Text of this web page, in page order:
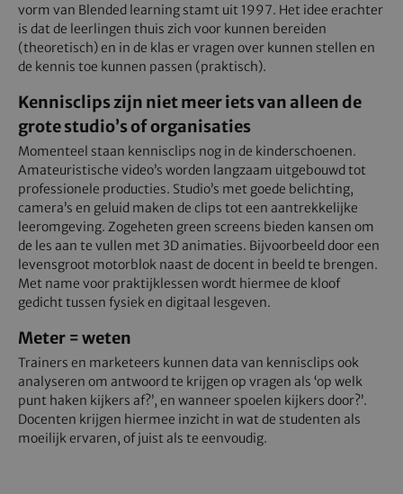
vorm van Blended learning stamt uit 1997. Het idee erachter
is dat de leerlingen thuis zich voor kunnen bereiden
(theoretisch) en in de klas er vragen over kunnen stellen en
de kennis toe kunnen passen (praktisch).
Kennisclips zijn niet meer iets van alleen de
grote studio’s of organisaties
Momenteel staan kennisclips nog in de kinderschoenen.
Amateuristische video’s worden langzaam uitgebouwd tot
professionele producties. Studio’s met goede belichting,
camera’s en geluid maken de clips tot een aantrekkelijke
leeromgeving. Zogeheten green screens bieden kansen om
de les aan te vullen met 3D animaties. Bijvoorbeeld door een
levensgroot motorblok naast de docent in beeld te brengen.
Met name voor praktijklessen wordt hiermee de kloof
gedicht tussen fysiek en digitaal lesgeven.
Meter = weten
Trainers en marketeers kunnen data van kennisclips ook
analyseren om antwoord te krijgen op vragen als ‘op welk
punt haken kijkers af?’, en wanneer spoelen kijkers door?’.
Docenten krijgen hiermee inzicht in wat de studenten als
moeilijk ervaren, of juist als te eenvoudig.